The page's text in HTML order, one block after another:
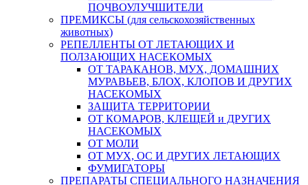
ПОЧВОУЛУЧШИТЕЛИ
ПРЕМИКСЫ (для сельскохозяйственных
животных)
РЕПЕЛЛЕНТЫ ОТ ЛЕТАЮЩИХ И
ПОЛЗАЮЩИХ НАСЕКОМЫХ
ОТ ТАРАКАНОВ, МУХ, ДОМАШНИХ
МУРАВЬЕВ, БЛОХ, КЛОПОВ И ДРУГИХ
НАСЕКОМЫХ
ЗАЩИТА ТЕРРИТОРИИ
ОТ КОМАРОВ, КЛЕЩЕЙ и ДРУГИХ
НАСЕКОМЫХ
ОТ МОЛИ
ОТ МУХ, ОС И ДРУГИХ ЛЕТАЮЩИХ
ФУМИГАТОРЫ
ПРЕПАРАТЫ СПЕЦИАЛЬНОГО НАЗНАЧЕНИЯ